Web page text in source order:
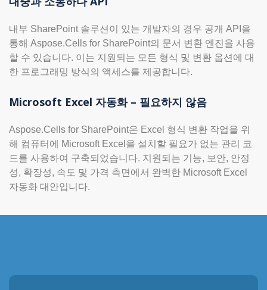
내부 SharePoint 솔루션이 있는 개발자의 경우 공개 API을
통해 Aspose.Cells for SharePoint의 문서 변환 엔진을 사용
할 수 있습니다. 이는 지원되는 모든 형식 및 변환 옵션에 대
한 프로그래밍 방식의 액세스를 제공합니다.
Microsoft Excel 자동화 – 필요하지 않음
Aspose.Cells for SharePoint은 Excel 형식 변환 작업을 위
해 컴퓨터에 Microsoft Excel을 설치할 필요가 없는 관리 코
드를 사용하여 구축되었습니다. 지원되는 기능, 보안, 안정
성, 확장성, 속도 및 가격 측면에서 완벽한 Microsoft Excel
자동화 대안입니다.